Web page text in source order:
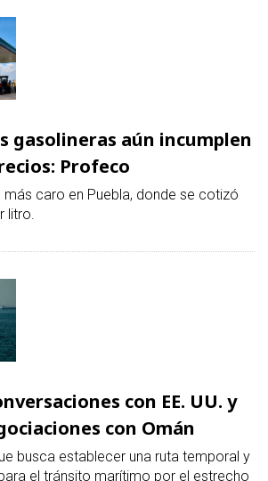
gasolineras aún incumplen
Profeco
más caro en Puebla, donde se cotizó
litro.
con EE. UU. y
con Omán
busca establecer una ruta temporal y
el tránsito marítimo por el estrecho